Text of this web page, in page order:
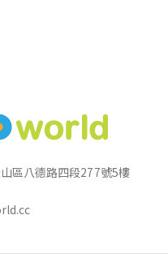
區八德路四段277號5樓